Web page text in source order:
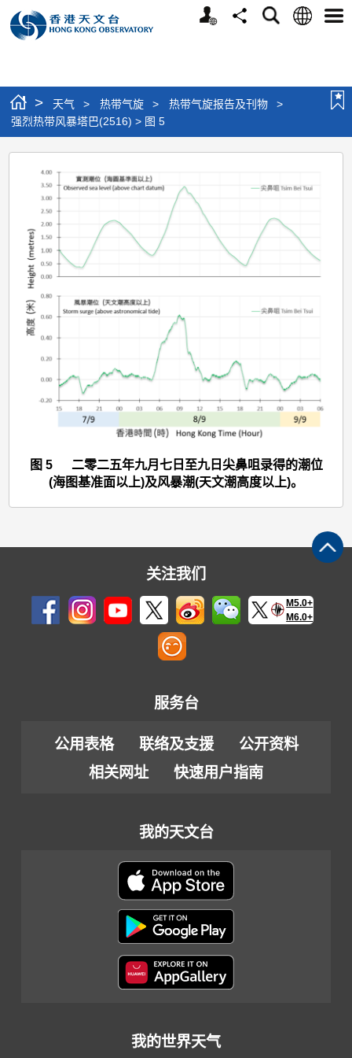
个
分
搜
语
选
> 天气 > 热带气旋 > 热带气旋报告及刊物
>
强烈热带风暴塔巴(2516) > 图 5
强
带
风
暴
塔
巴
(2516)
图 5 二零二五年九月七日至九日尖鼻咀录得的潮位
(海图基准面以上)及风暴潮(天文潮高度以上)。
关注我们
M5.0+
M6.0+
服务台
公用表格 联络及支援
公开资料
相关网址
快速用户指南
我的天文台
我的世界天气